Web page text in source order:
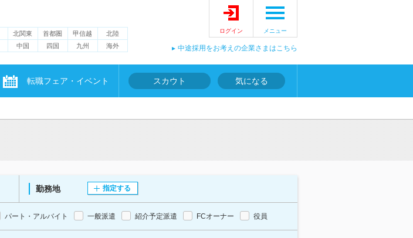
北関東 首都圏 甲信越
北陸
中国 四国 九州 海外
ログイン メニュー
中途採用をお考えの企業さまはこちら
転職フェア・イベント スカウト 気になる
勤務地 指定する
パート・アルバイト 一般派遣 紹介予定派遣 FCオーナー 役員